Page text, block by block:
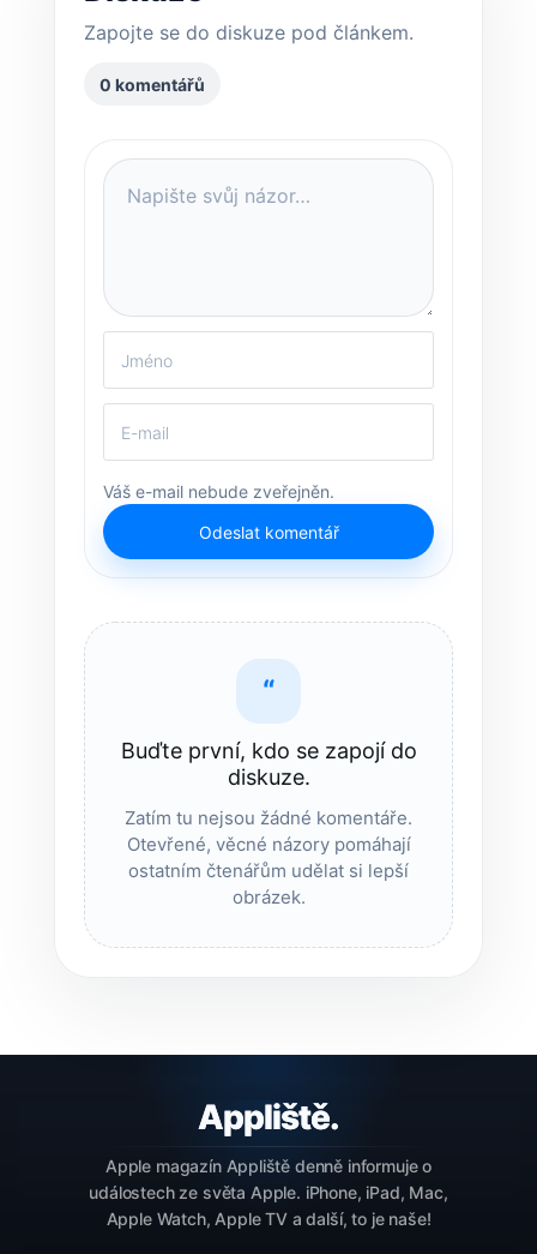
Zapojte se do diskuze pod článkem.
0 komentářů
Váš e-mail nebude zveřejněn.
Odeslat komentář
“
Buďte první, kdo se zapojí do
diskuze.
Zatím tu nejsou žádné komentáře.
Otevřené, věcné názory pomáhají
ostatním čtenářům udělat si lepší
obrázek.
Apple magazín Appliště denně informuje o
událostech ze světa Apple. iPhone, iPad, Mac,
Apple Watch, Apple TV a další, to je naše!